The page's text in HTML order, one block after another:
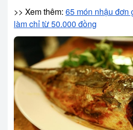
>> Xem thêm: 65 món nhậu đơn
làm chỉ từ 50.000 đồng